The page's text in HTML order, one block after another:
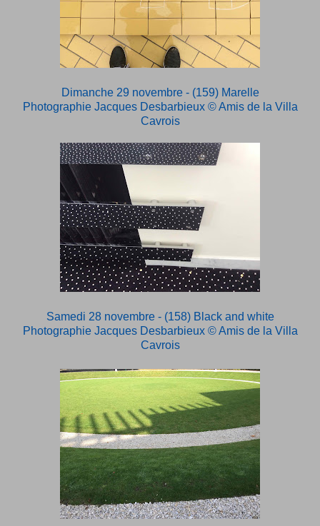
Dimanche 29 novembre - (159) Marelle
Photographie Jacques Desbarbieux © Amis de la Villa
Cavrois
Samedi 28 novembre - (158) Black and white
Photographie Jacques Desbarbieux © Amis de la Villa
Cavrois